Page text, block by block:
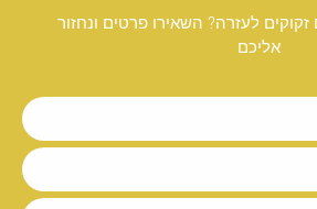
לעזרה? השאירו פרטים ונחזור
אליכם